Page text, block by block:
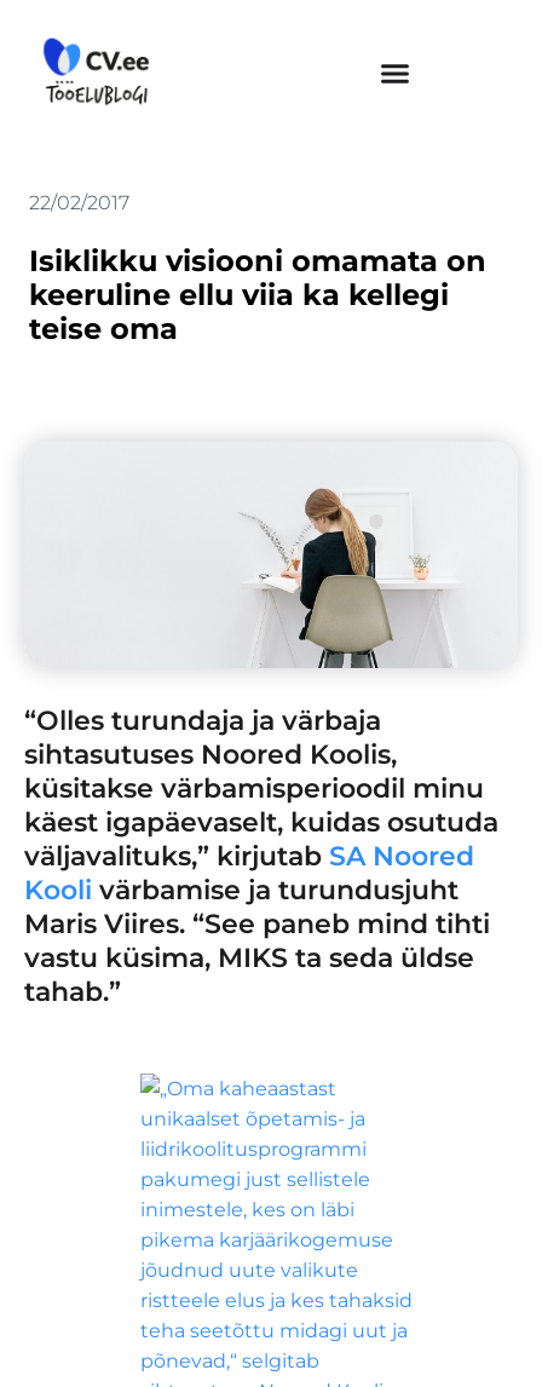
content
22/02/2017
Isiklikku visiooni omamata on
keeruline ellu viia ka kellegi
teise oma
“Olles turundaja ja värbaja
sihtasutuses Noored Koolis,
küsitakse värbamisperioodil minu
käest igapäevaselt, kuidas osutuda
väljavalituks,” kirjutab SA Noored
Kooli värbamise ja turundusjuht
Maris Viires. “See paneb mind tihti
vastu küsima, MIKS ta seda üldse
tahab.”